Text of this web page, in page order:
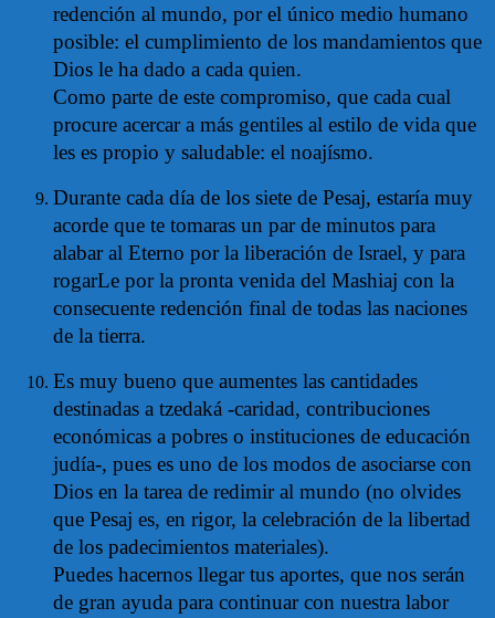
redención al mundo, por el único medio humano
posible: el cumplimiento de los mandamientos que
Dios le ha dado a cada quien.
Como parte de este compromiso, que cada cual
procure acercar a más gentiles al estilo de vida que
les es propio y saludable: el noajísmo.
Durante cada día de los siete de Pesaj, estaría muy
acorde que te tomaras un par de minutos para
alabar al Eterno por la liberación de Israel, y para
rogarLe por la pronta venida del Mashiaj con la
consecuente redención final de todas las naciones
de la tierra.
Es muy bueno que aumentes las cantidades
destinadas a tzedaká -caridad, contribuciones
económicas a pobres o instituciones de educación
judía-, pues es uno de los modos de asociarse con
Dios en la tarea de redimir al mundo (no olvides
que Pesaj es, en rigor, la celebración de la libertad
de los padecimientos materiales).
Puedes hacernos llegar tus aportes, que nos serán
de gran ayuda para continuar con nuestra labor